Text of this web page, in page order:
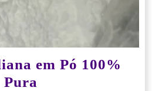
em Pó 100%
Pura